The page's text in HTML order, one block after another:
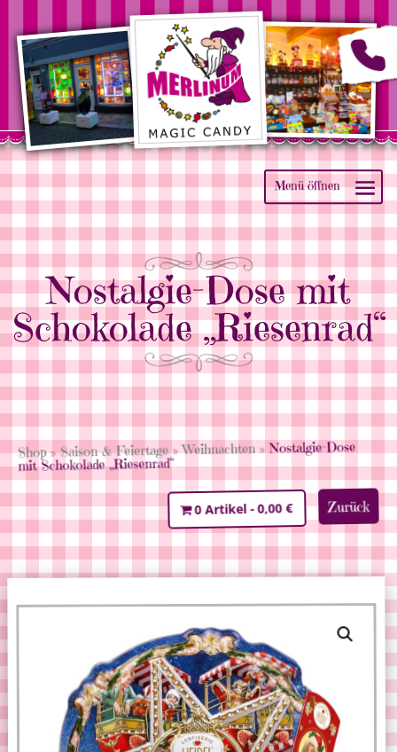
Nostalgie-Dose mit
Schokolade „Riesenrad“
Shop»Saison & Feiertage»Weihnachten » Nostalgie-Dose
mit Schokolade „Riesenrad“
Zurück
0 Artikel 0,00 €